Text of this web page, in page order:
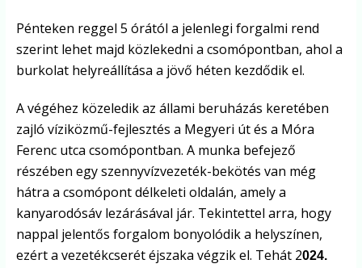
Pénteken reggel 5 órától a jelenlegi forgalmi rend
szerint lehet majd közlekedni a csomópontban, ahol a
burkolat helyreállítása a jövő héten kezdődik el.
A végéhez közeledik az állami beruházás keretében
zajló víziközmű-fejlesztés a Megyeri út és a Móra
Ferenc utca csomópontban. A munka befejező
részében egy szennyvízvezeték-bekötés van még
hátra a csomópont délkeleti oldalán, amely a
kanyarodósáv lezárásával jár. Tekintettel arra, hogy
nappal jelentős forgalom bonyolódik a helyszínen,
ezért a vezetékcserét éjszaka végzik el. Tehát 2024.